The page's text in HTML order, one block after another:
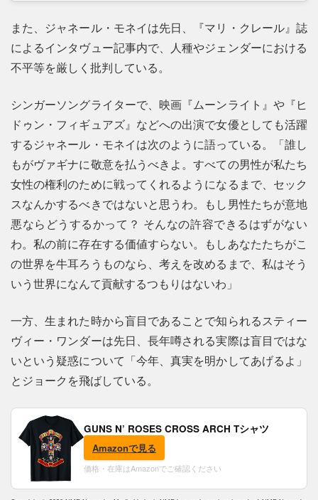
また、ジャネール・モネイは先日、『マリ・クレール』誌
によるインタヴュー記事内で、人種やジェンダーにおける
不平等を厳しく批判している。
シンガーソングライターで、映画『ムーンライト』や『ヒ
ドゥン・フィギュアズ』などへの出演で女優としても活躍
するジャネール・モネイは次のように語っている。「誰し
もがヴァギナに敬意を払うべきよ。すべての男性が私たち
女性の権利のために戦ってくれるようになるまで、セック
スなんかするべきではないと思うわ。もし男性たちが意地
悪ならどうするかって？ そんなの許容できるはずがない
わ。私の前に存在する価値すらない。もしあなたたちがこ
の世界を牛耳ろうものなら、考えを改めるまで、私はそう
いう世界になんて貢献するつもりはないわ」
一方、生まれた時から盲目であることで知られるスティー
ヴィー・ワンダーは先日、長年噂される実際は盲目ではな
いという疑惑について「今年、真実を明かしてあげるよ」
とジョークを飛ばしている。
GUNS N’ ROSES CROSS ARCH Tシャツ
Amazonで見る
価格・在庫はAmazonでご確認ください